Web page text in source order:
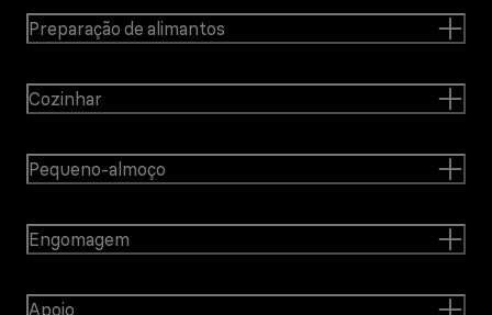
Preparação de alimantos
Cozinhar
Pequeno-almoço
Engomagem
Apoio